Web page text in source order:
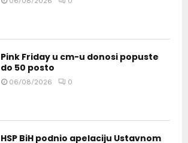
Pink Friday u cm-u donosi popuste
do 50 posto
06/08/2026 0
HSP BiH podnio apelaciju Ustavnom